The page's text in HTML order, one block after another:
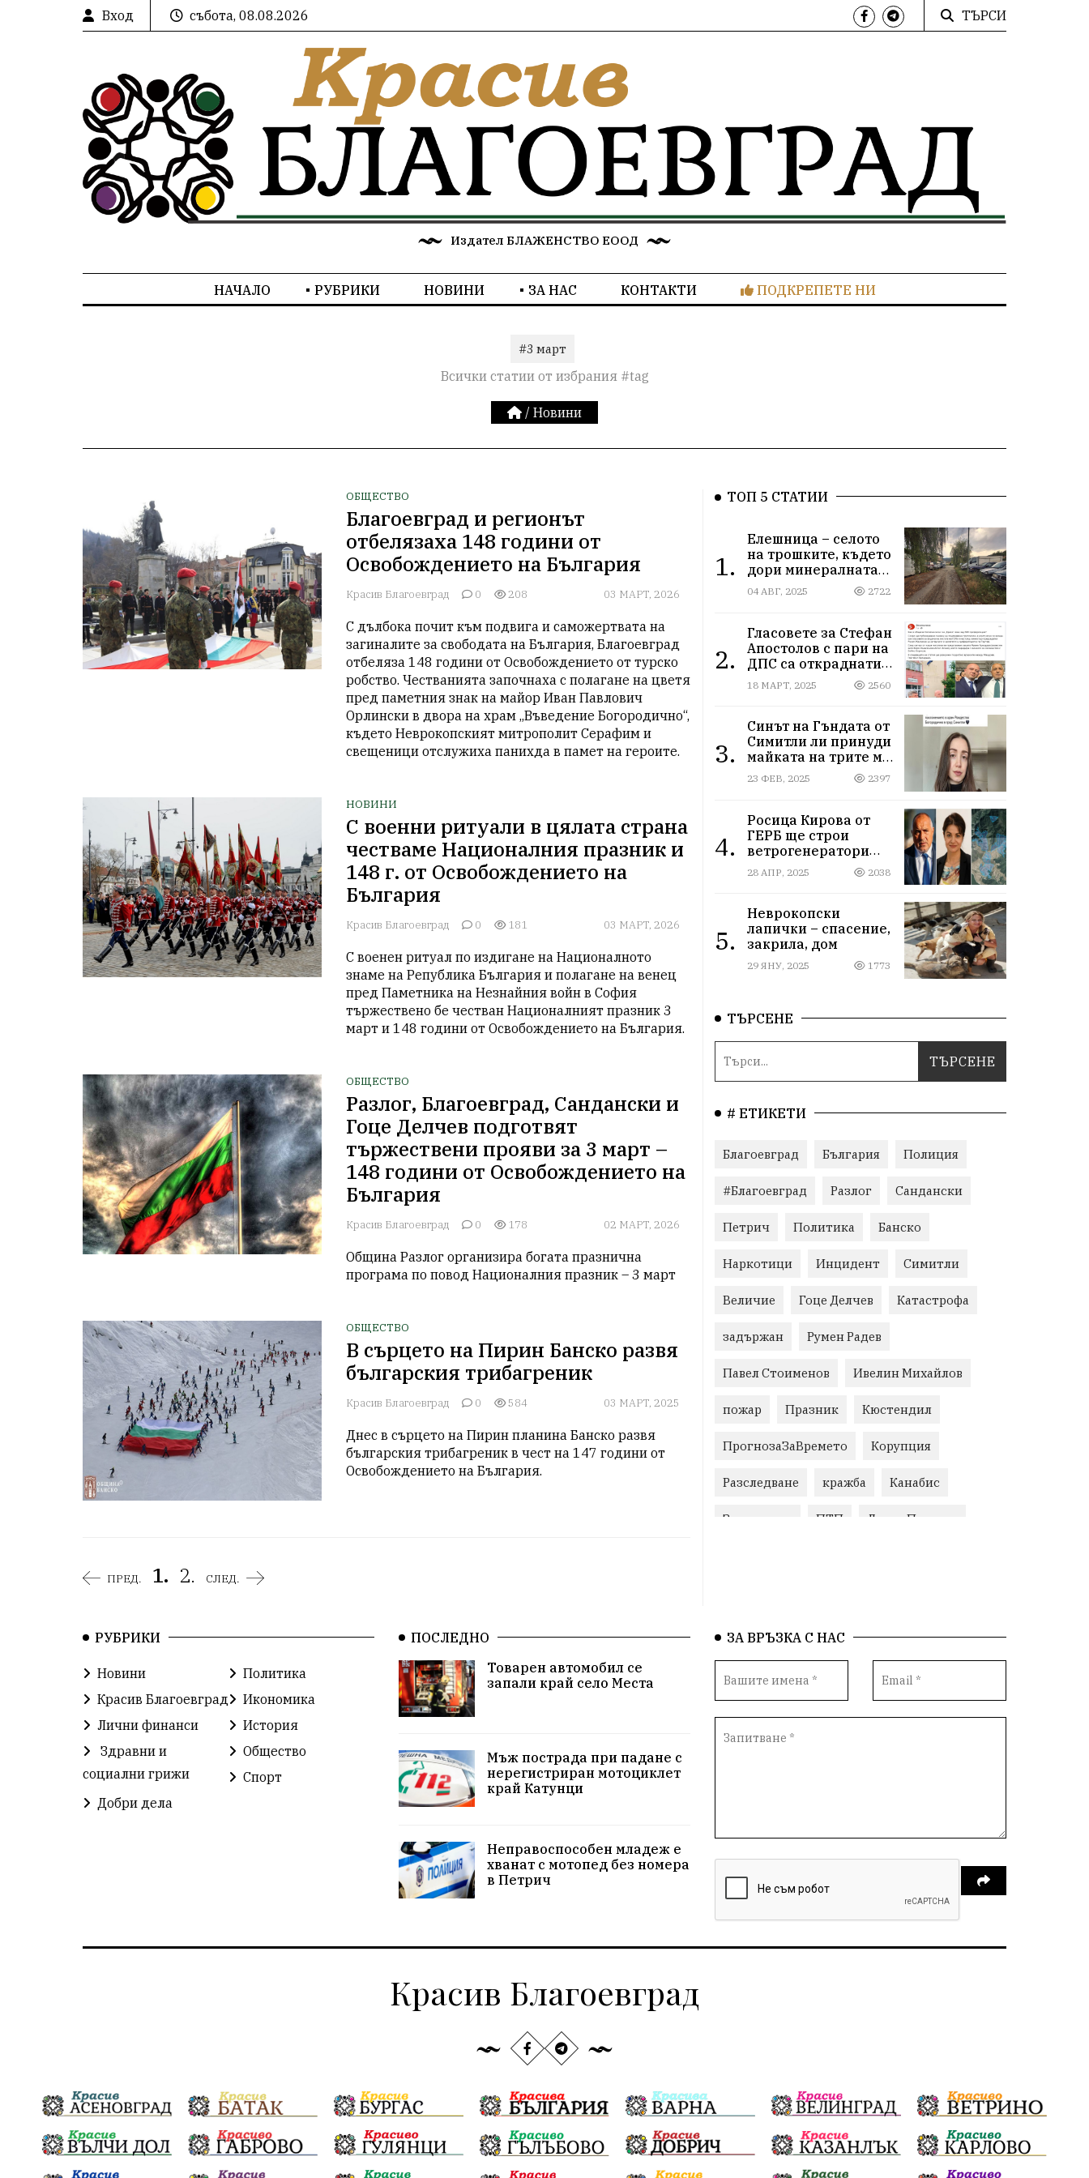
Вход събота, 08.08.2026 ТЪРСИ
Издател БЛАЖЕНСТВО ЕООД
НАЧАЛО РУБРИКИ НОВИНИ ЗА НАС КОНТАКТИ ПОДКРЕПЕТЕ НИ
#3 март
Всички статии от избрания #tag
/ Новини
ОБЩЕСТВО
Благоевград и регионът
отбелязаха 148 години от
Освобождението на България
Красив Благоевград 0 208 03 МАРТ, 2026
С дълбока почит към подвига и саможертвата на
загиналите за свободата на България, Благоевград
отбеляза 148 години от Освобождението от турско
робство. Честванията започнаха с полагане на цветя
пред паметния знак на майор Иван Павлович
Орлински в двора на храм „Въведение Богородично“,
където Неврокопският митрополит Серафим и
НОВИНИ
С военни ритуали в цялата страна
честваме Националния празник и
148 г. от Освобождението на
България
Красив Благоевград 0 181 03 МАРТ, 2026
С военен ритуал по издигане на Националното
знаме на Република България и полагане на венец
пред Паметника на Незнайния войн в София
тържествено бе честван Националният празник 3
март и 148 години от Освобождението на България.
ОБЩЕСТВО
Разлог, Благоевград, Сандански и
Гоце Делчев подготвят
тържествени прояви за 3 март –
148 години от Освобождението на
България
Красив Благоевград 0 178 02 МАРТ, 2026
Община Разлог организира богата празнична
програма по повод Националния празник – 3 март
ОБЩЕСТВО
В сърцето на Пирин Банско развя
българския трибагреник
Красив Благоевград 0 584 03 МАРТ, 2025
Днес в сърцето на Пирин планина Банско развя
българския трибагреник в чест на 147 години от
Освобождението на България.
ПРЕД. 1. 2. СЛЕД.
ТОП 5 СТАТИИ
1.
Елешница – селото
на трошките, където
дори минералната
вода не може да
измие срама
04 АВГ, 2025 2722
2.
Гласовете за Стефан
Апостолов с пари на
ДПС са откраднати
от Иван Герчев,
медия бухалка го
18 МАРТ, 2025 2560
3.
Синът на Гъндата от
Симитли ли принуди
майката на трите му
деца да се самоубие?
Къде са
23 ФЕВ, 2025 2397
4.
Росица Кирова от
ГЕРБ ще строи
ветрогенератори
върху пасища в
Осоговската планина
28 АПР, 2025 2038
5.
Неврокопски
лапички – спасение,
закрила, дом
29 ЯНУ, 2025 1773
ТЪРСЕНЕ
# ЕТИКЕТИ
Благоевград България Полиция
#Благоевград Разлог Сандански
Петрич Политика Банско
Наркотици Инцидент Симитли
Величие Гоце Делчев Катастрофа
задържан Румен Радев
Павел Стоименов Ивелин Михайлов
пожар Празник Кюстендил
ПрогнозаЗаВремето Корупция
Разследване кражба Канабис
Задържани ПТП Делян Пеевски
Протест МВР Прокуратура
Бойко Борисов Методи Байкушев
Кресна Министерски съвет
Арест Красив Благоевград
#Земеделие Красива България
Репресии домашно насилие фолклор
Пътна безопасност ГДБОП Проверки
РУБРИКИ
Новини
Политика
Красив Благоевград
Икономика
Лични финанси
История
Здравни и
социални грижи
Общество
Спорт
Добри дела
ПОСЛЕДНО
Товарен автомобил се
запали край село Места
Мъж пострада при падане с
нерегистриран мотоциклет
край Катунци
Неправоспособен младеж е
хванат с мотопед без номера
в Петрич
ЗА ВРЪЗКА С НАС
Красив Благоевград